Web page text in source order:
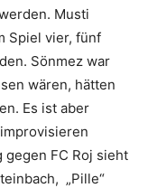
Musti
Spiel vier, fünf
Sönmez war
wären, hätten
Es ist aber
gegen FC Roj sieht
„Pille“